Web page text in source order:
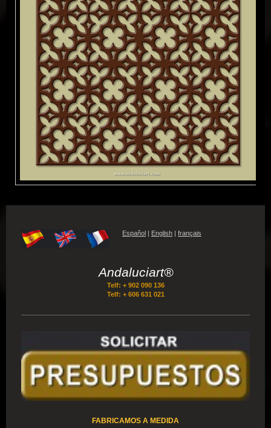
Español English français
Andaluciart®
Telf: + 902 090 136
Telf: + 606 631 021
FABRICAMOS A MEDIDA